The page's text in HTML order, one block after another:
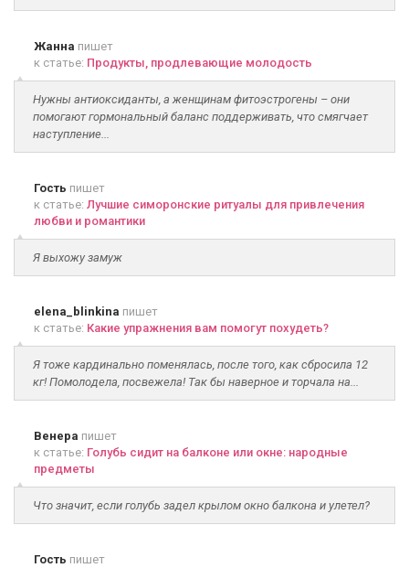
Жанна пишет
к статье: Продукты, продлевающие молодость
Нужны антиоксиданты, а женщинам фитоэстрогены – они
помогают гормональный баланс поддерживать, что смягчает
наступление...
Гость пишет
к статье: Лучшие симоронские ритуалы для привлечения
любви и романтики
Я выхожу замуж
elena_blinkina пишет
к статье: Какие упражнения вам помогут похудеть?
Я тоже кардинально поменялась, после того, как сбросила 12
кг! Помолодела, посвежела! Так бы наверное и торчала на...
Венера пишет
к статье: Голубь сидит на балконе или окне: народные
предметы
Что значит, если голубь задел крылом окно балкона и улетел?
Гость пишет